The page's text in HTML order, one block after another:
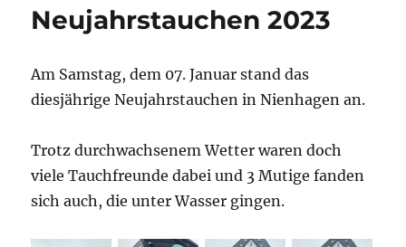
Neujahrstauchen 2023
Am Samstag, dem 07. Januar stand das
diesjährige Neujahrstauchen in Nienhagen an.
Trotz durchwachsenem Wetter waren doch
viele Tauchfreunde dabei und 3 Mutige fanden
sich auch, die unter Wasser gingen.